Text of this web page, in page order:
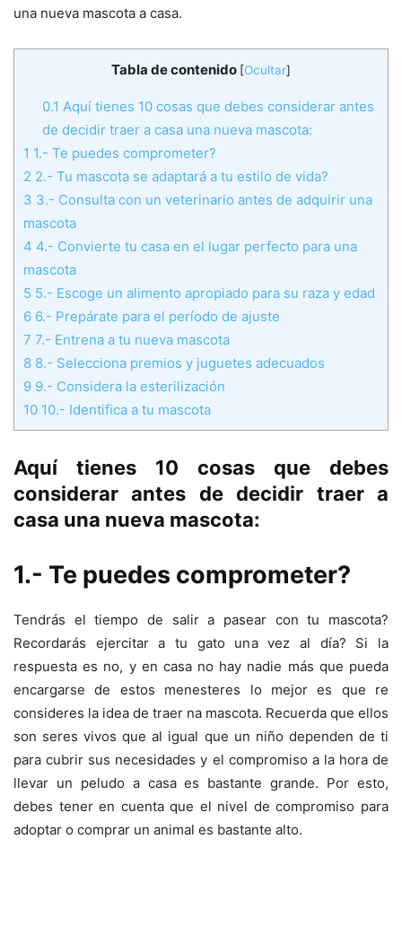
una nueva mascota a casa.
Tabla de contenido [Ocultar]
0.1 Aquí tienes 10 cosas que debes considerar antes
de decidir traer a casa una nueva mascota:
1 1.- Te puedes comprometer?
2 2.- Tu mascota se adaptará a tu estilo de vida?
3 3.- Consulta con un veterinario antes de adquirir una
mascota
4 4.- Convierte tu casa en el lugar perfecto para una
mascota
5 5.- Escoge un alimento apropiado para su raza y edad
6 6.- Prepárate para el período de ajuste
7 7.- Entrena a tu nueva mascota
8 8.- Selecciona premios y juguetes adecuados
9 9.- Considera la esterilización
10 10.- Identifica a tu mascota
Aquí tienes 10 cosas que debes
considerar antes de decidir traer a
casa una nueva mascota:
1.- Te puedes comprometer?
Tendrás el tiempo de salir a pasear con tu mascota?
Recordarás ejercitar a tu gato una vez al día? Si la
respuesta es no, y en casa no hay nadie más que pueda
encargarse de estos menesteres lo mejor es que re
consideres la idea de traer na mascota. Recuerda que ellos
son seres vivos que al igual que un niño dependen de ti
para cubrir sus necesidades y el compromiso a la hora de
llevar un peludo a casa es bastante grande. Por esto,
debes tener en cuenta que el nivel de compromiso para
adoptar o comprar un animal es bastante alto.